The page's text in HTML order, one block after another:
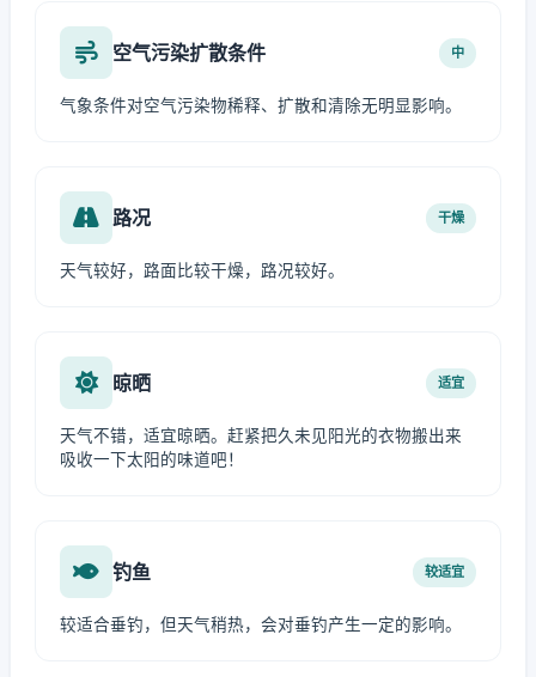
空气污染扩散条件 中
气象条件对空气污染物稀释、扩散和清除无明显影响。
路况 干燥
天气较好，路面比较干燥，路况较好。
晾晒 适宜
天气不错，适宜晾晒。赶紧把久未见阳光的衣物搬出来
吸收一下太阳的味道吧！
钓鱼 较适宜
较适合垂钓，但天气稍热，会对垂钓产生一定的影响。